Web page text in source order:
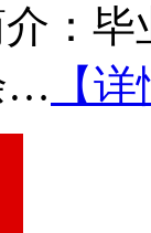
毕业
… 【详